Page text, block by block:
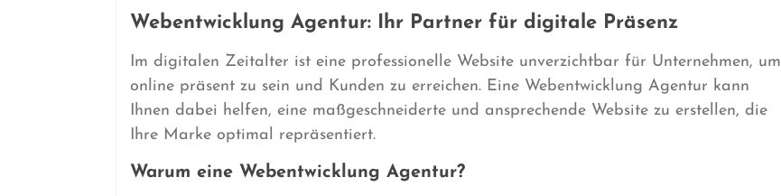
Webentwicklung Agentur: Ihr Partner für digitale Präsenz
Im digitalen Zeitalter ist eine professionelle Website unverzichtbar für Unternehmen, um
online präsent zu sein und Kunden zu erreichen. Eine Webentwicklung Agentur kann
Ihnen dabei helfen, eine maßgeschneiderte und ansprechende Website zu erstellen, die
Ihre Marke optimal repräsentiert.
Warum eine Webentwicklung Agentur?